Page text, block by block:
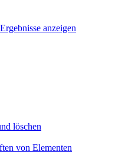
anzeigen
löschen
von Elementen